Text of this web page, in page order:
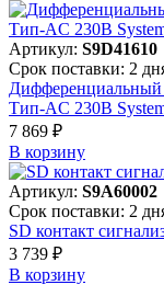
Артикул: S9D41610
Срок поставки: 2
Тип-AC 230В
7 869 ₽
В корзинy
Артикул: S9A60002
Срок поставки: 2
SD контакт
3 739 ₽
В корзинy